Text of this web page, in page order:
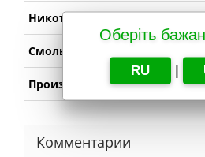
Оберіть
RU |
Никотин 0,6
Смолы
Производство Украина
Комментарии